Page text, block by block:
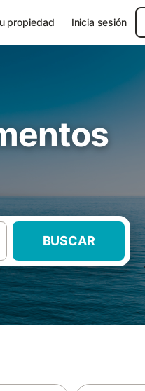
propiedad Inicia sesión
BUSCAR